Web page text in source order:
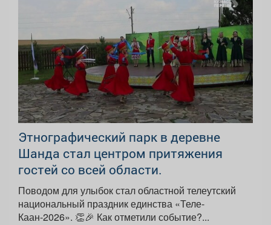
Этнографический парк в деревне
Шанда стал центром притяжения
гостей со всей области.
Поводом для улыбок стал областной телеутский
национальный праздник единства «Теле-
Каан-2026». 👏🎉 Как отметили событие?...